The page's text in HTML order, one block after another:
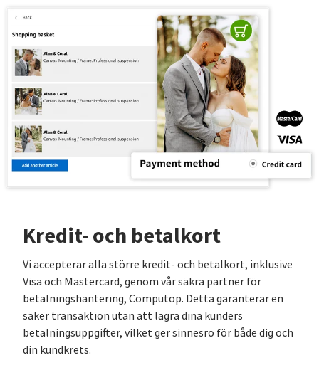
Kredit- och betalkort
Vi accepterar alla större kredit- och betalkort, inklusive
Visa och Mastercard, genom vår säkra partner för
betalningshantering, Computop. Detta garanterar en
säker transaktion utan att lagra dina kunders
betalningsuppgifter, vilket ger sinnesro för både dig och
din kundkrets.